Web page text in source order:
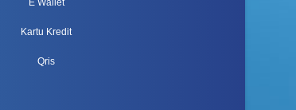
Kartu Kredit
Qris